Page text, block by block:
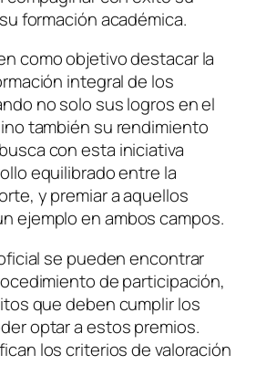
formación académica.
como objetivo destacar la
integral de los
no solo sus logros en el
también su rendimiento
con esta iniciativa
equilibrado entre la
y premiar a aquellos
ejemplo en ambos campos.
se pueden encontrar
de participación,
que deben cumplir los
optar a estos premios.
los criterios de valoración